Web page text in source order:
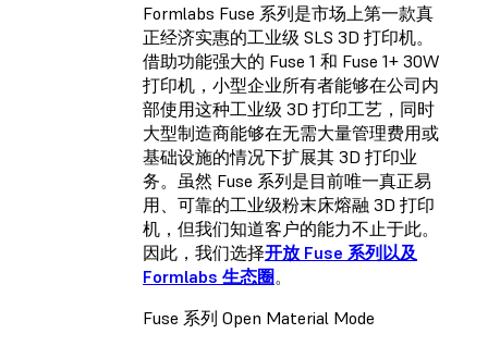
Formlabs Fuse 系列是市场上第一款真
正经济实惠的工业级 SLS 3D 打印机。
借助功能强大的 Fuse 1 和 Fuse 1+ 30W
打印机，小型企业所有者能够在公司内
部使用这种工业级 3D 打印工艺，同时
大型制造商能够在无需大量管理费用或
基础设施的情况下扩展其 3D 打印业
务。虽然 Fuse 系列是目前唯一真正易
用、可靠的工业级粉末床熔融 3D 打印
机，但我们知道客户的能力不止于此。
因此，我们选择开放 Fuse 系列以及
Formlabs 生态圈。
Fuse 系列 Open Material Mode